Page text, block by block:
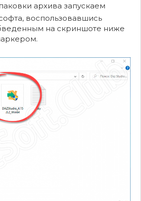
архива запускаем
воспользовавшись
на скриншоте ниже